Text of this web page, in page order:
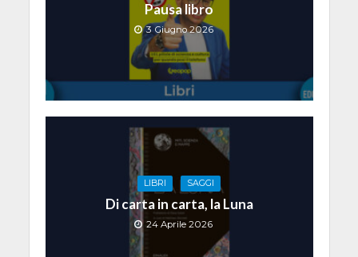
Pausa libro
3 Giugno 2026
LIBRI SAGGI
Di carta in carta, la Luna
24 Aprile 2026